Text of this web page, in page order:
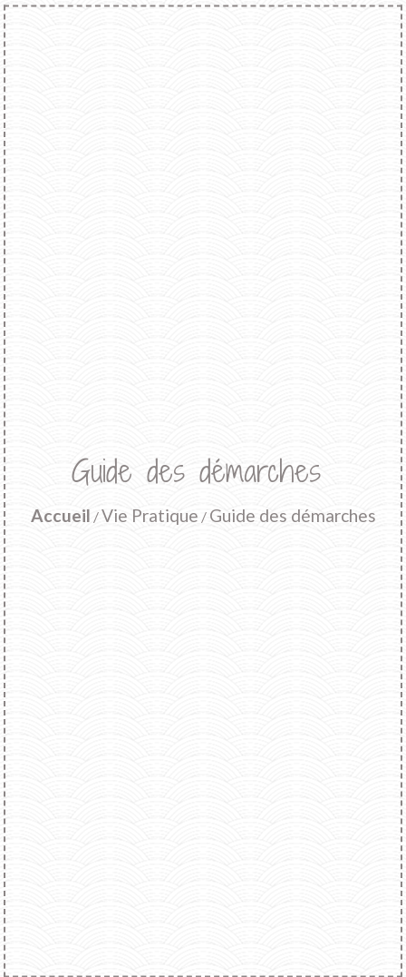
Guide des démarches
Accueil /Vie Pratique / Guide des démarches